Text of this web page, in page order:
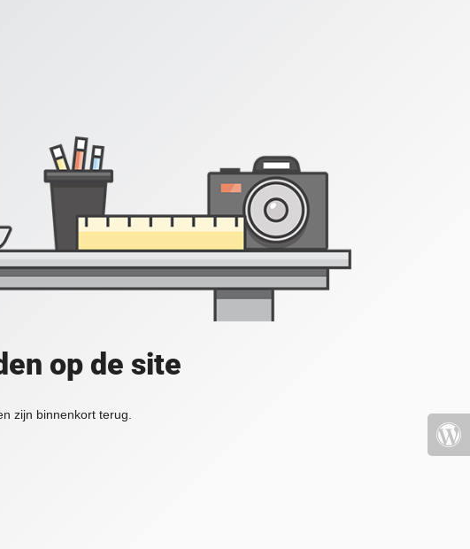
op de site
zijn binnenkort terug.